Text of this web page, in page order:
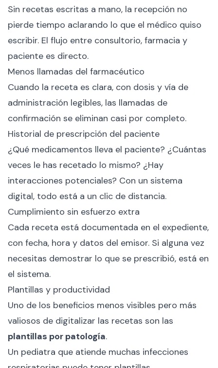
Sin recetas escritas a mano, la recepción no
pierde tiempo aclarando lo que el médico quiso
escribir. El flujo entre consultorio, farmacia y
paciente es directo.
Menos llamadas del farmacéutico
Cuando la receta es clara, con dosis y vía de
administración legibles, las llamadas de
confirmación se eliminan casi por completo.
Historial de prescripción del paciente
¿Qué medicamentos lleva el paciente? ¿Cuántas
veces le has recetado lo mismo? ¿Hay
interacciones potenciales? Con un sistema
digital, todo está a un clic de distancia.
Cumplimiento sin esfuerzo extra
Cada receta está documentada en el expediente,
con fecha, hora y datos del emisor. Si alguna vez
necesitas demostrar lo que se prescribió, está en
el sistema.
Plantillas y productividad
Uno de los beneficios menos visibles pero más
valiosos de digitalizar las recetas son las
plantillas por patología.
Un pediatra que atiende muchas infecciones